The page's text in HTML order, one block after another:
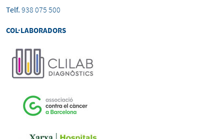
Telf. 938 075 500
COL·LABORADORS